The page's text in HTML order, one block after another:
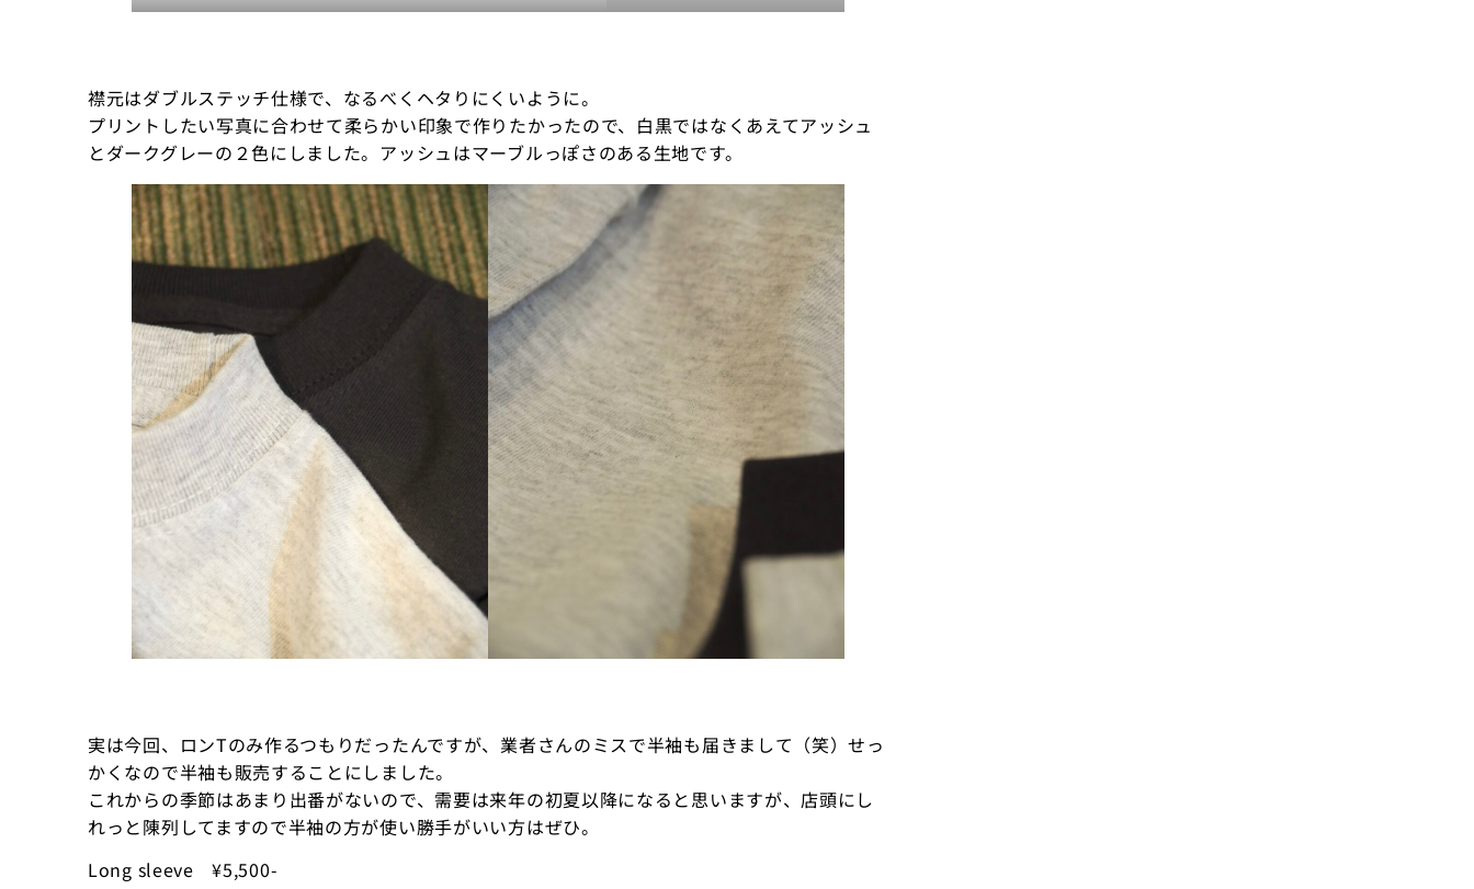
襟元はダブルステッチ仕様で、なるべくヘタりにくいように。
プリントしたい写真に合わせて柔らかい印象で作りたかったので、白黒ではなくあえてアッシュ
とダークグレーの２色にしました。アッシュはマーブルっぽさのある生地です。
実は今回、ロンTのみ作るつもりだったんですが、業者さんのミスで半袖も届きまして（笑）せっ
かくなので半袖も販売することにしました。
これからの季節はあまり出番がないので、需要は来年の初夏以降になると思いますが、店頭にし
れっと陳列してますので半袖の方が使い勝手がいい方はぜひ。
Long sleeve ¥5,500-